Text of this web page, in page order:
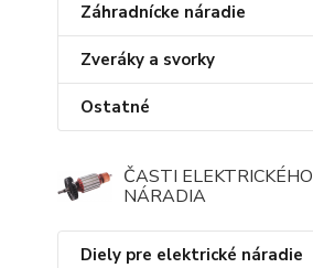
Záhradnícke náradie
Zveráky a svorky
Ostatné
ČASTI ELEKTRICKÉHO
NÁRADIA
Diely pre elektrické náradie